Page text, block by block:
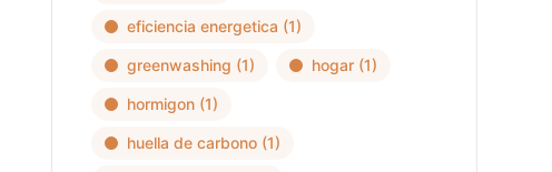
eficiencia energetica (1)
greenwashing (1) hogar(1)
hormigon(1)
huella de carbono(1)